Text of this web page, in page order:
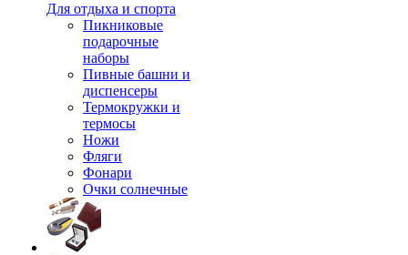
Для отдыха и спорта
Пикниковые
подарочные
наборы
Пивные башни и
диспенсеры
Термокружки и
термосы
Ножи
Фляги
Фонари
Очки солнечные